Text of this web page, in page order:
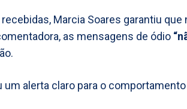
Marcia Soares garantiu que
as mensagens de ódio
um alerta claro para o